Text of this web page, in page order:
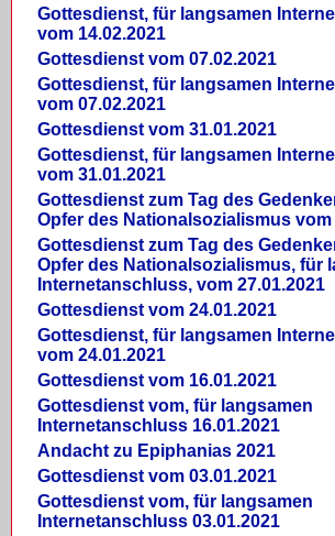
Gottesdienst, für langsamen
vom 14.02.2021
Gottesdienst vom 07.02.2021
Gottesdienst, für langsamen
vom 07.02.2021
Gottesdienst vom 31.01.2021
Gottesdienst, für langsamen
vom 31.01.2021
Gottesdienst zum Tag des
Opfer des Nationalsozialismus vom
Gottesdienst zum Tag des
Opfer des Nationalsozialismus, für
Internetanschluss, vom 27.01.2021
Gottesdienst vom 24.01.2021
Gottesdienst, für langsamen
vom 24.01.2021
Gottesdienst vom 16.01.2021
Gottesdienst vom, für langsamen
Internetanschluss 16.01.2021
Andacht zu Epiphanias 2021
Gottesdienst vom 03.01.2021
Gottesdienst vom, für langsamen
Internetanschluss 03.01.2021